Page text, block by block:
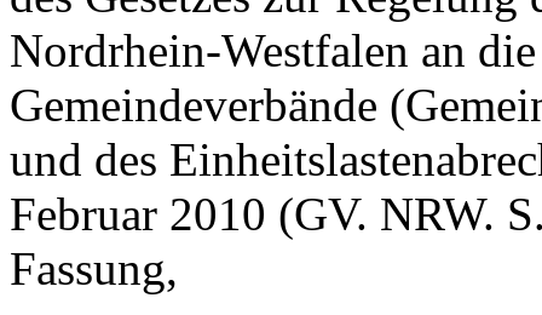
Nordrhein-Westfalen an
Gemeindeverbände
und des
Februar 2010 (GV. NRW.
Fassung,